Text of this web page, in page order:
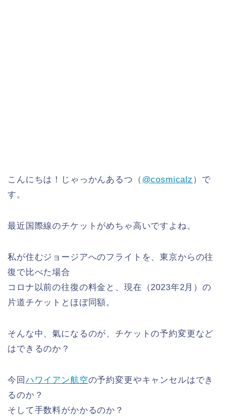
こんにちは！じゃっかんあるつ（ @cosmicalz ）で
す。
最近国際線のチケットがめちゃ高いですよね。
私が住むジョージアへのフライトを、東京からの往
復で比べた場合
コロナ以前の往復の料金と、現在（2023年2月）の
片道チケットとほぼ同額。
そんな中、氣になるのが、チケットの予約変更など
はできるのか？
今回 ハワイアン航空の予約変更やキャンセルはでき
るのか？
そして手数料がかかるのか？